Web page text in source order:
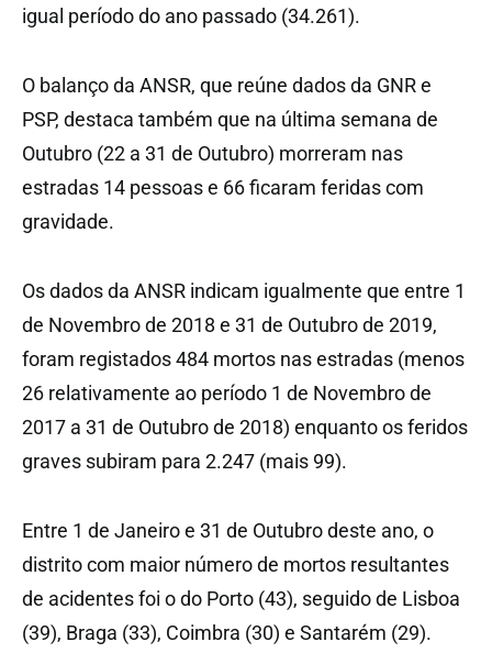
igual período do ano passado (34.261).
O balanço da ANSR, que reúne dados da GNR e
PSP, destaca também que na última semana de
Outubro (22 a 31 de Outubro) morreram nas
estradas 14 pessoas e 66 ficaram feridas com
gravidade.
Os dados da ANSR indicam igualmente que entre 1
de Novembro de 2018 e 31 de Outubro de 2019,
foram registados 484 mortos nas estradas (menos
26 relativamente ao período 1 de Novembro de
2017 a 31 de Outubro de 2018) enquanto os feridos
graves subiram para 2.247 (mais 99).
Entre 1 de Janeiro e 31 de Outubro deste ano, o
distrito com maior número de mortos resultantes
de acidentes foi o do Porto (43), seguido de Lisboa
(39), Braga (33), Coimbra (30) e Santarém (29).